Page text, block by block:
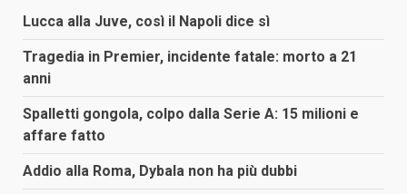
Lucca alla Juve, così il Napoli dice sì
Tragedia in Premier, incidente fatale: morto a 21
anni
Spalletti gongola, colpo dalla Serie A: 15 milioni e
affare fatto
Addio alla Roma, Dybala non ha più dubbi